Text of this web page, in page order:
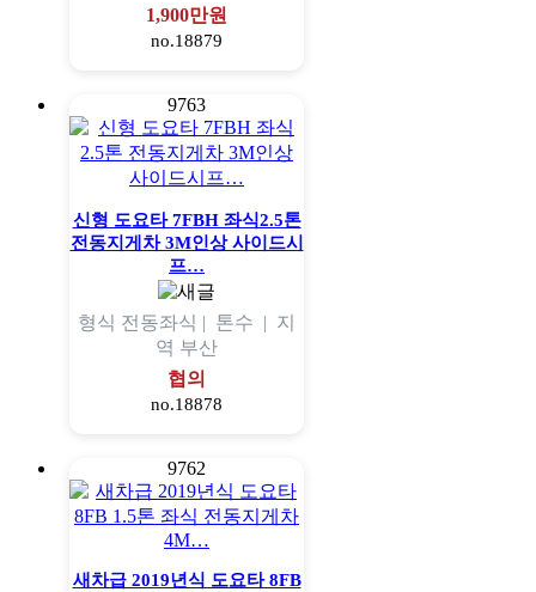
1,900만원
no.18879
9763
신형 도요타 7FBH 좌식2.5톤
전동지게차 3M인상 사이드시
프…
형식 전동좌식 | 톤수 | 지
역 부산
협의
no.18878
9762
새차급 2019년식 도요타 8FB